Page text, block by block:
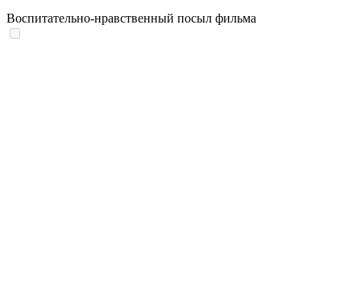
Воспитательно-нравственный посыл фильма